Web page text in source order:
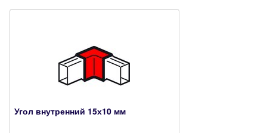
Угол внутренний 15х10 мм